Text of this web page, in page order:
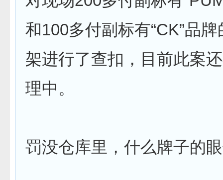
和100多付副标有“CK”品
架进行了查扣，目前此案
理中。
罚没仓库里，什么牌子的